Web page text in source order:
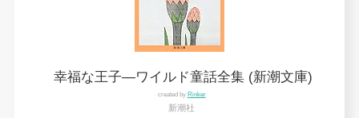
幸福な王子―ワイルド童話全集 (新潮文庫)
created by Rinker
新潮社